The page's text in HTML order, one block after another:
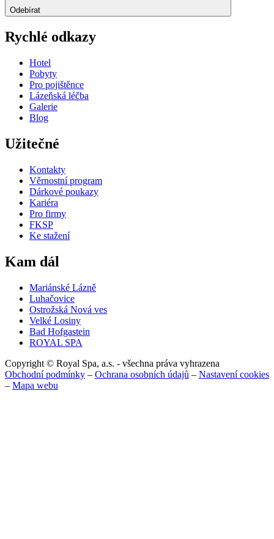
Odebírat
Rychlé odkazy
Hotel
Pobyty
Pro pojištěnce
Lázeňská léčba
Galerie
Blog
Užitečné
Kontakty
Věrnostní program
Dárkové poukazy
Kariéra
Pro firmy
FKSP
Ke stažení
Kam dál
Mariánské Lázně
Luhačovice
Ostrožská Nová ves
Velké Losiny
Bad Hofgastein
ROYAL SPA
Copyright © Royal Spa, a.s. - všechna práva vyhrazena
Obchodní podmínky – Ochrana osobních údajů – Nastavení cookies
– Mapa webu